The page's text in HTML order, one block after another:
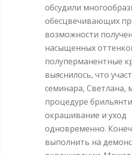
обсудили
обесцвечивающих
возможности
насыщенных
полуперманентные
выяснилось, что
семинара, Светлана,
процедуре
окрашивание и уход
одновременно.
выполнить на